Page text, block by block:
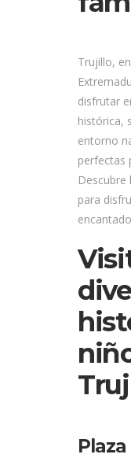
Trujillo,
disfrutar
histórica,
entorno
perfectas
Descubre
para